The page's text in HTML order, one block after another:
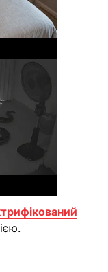
у Whatsapp
у Messenger
у LinkedIn